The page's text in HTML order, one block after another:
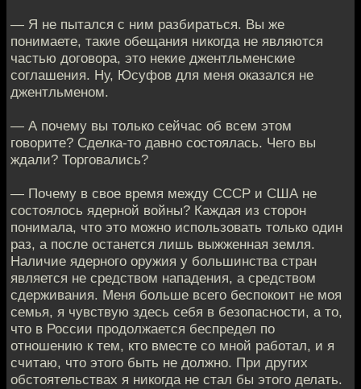
— Я не пытался с ним разбираться. Вы же
понимаете, такие обещания никогда не являются
частью договора, это некие джентльменские
соглашения. Ну, Юсуфов для меня оказался не
джентльменом.
— А почему вы только сейчас об всем этом
говорите? Сделка-то давно состоялась. Чего вы
ждали? Торговались?
— Почему в свое время между СССР и США не
состоялось ядерной войны? Каждая из сторон
понимала, что это можно использовать только один
раз, а после останется лишь выжженная земля.
Наличие ядерного оружия у большинства стран
является не средством нападения, а средством
сдерживания. Меня больше всего беспокоит не моя
семья, я чувствую здесь себя в безопасности, а то,
что в России продолжается беспредел по
отношению к тем, кто вместе со мной работал, и я
считаю, что этого быть не должно. При других
обстоятельствах я никогда не стал бы этого делать.